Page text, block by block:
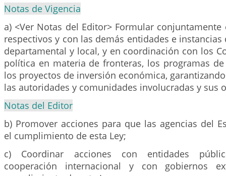
Notas de Vigencia
a) <Ver Notas del Editor> Formular
respectivos y con las demás entidades e
departamental y local, y en coordinación con los
política en materia de fronteras, los programas
los proyectos de inversión económica,
las autoridades y comunidades involucradas y sus
Notas del Editor
b) Promover acciones para que las agencias del
el cumplimiento de esta Ley;
c) Coordinar acciones con entidades
cooperación internacional y con gobiernos